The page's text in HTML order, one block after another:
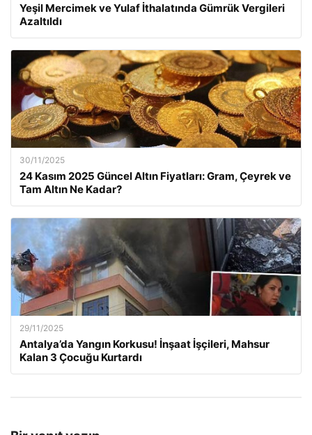
Yeşil Mercimek ve Yulaf İthalatında Gümrük Vergileri
Azaltıldı
30/11/2025
24 Kasım 2025 Güncel Altın Fiyatları: Gram, Çeyrek ve
Tam Altın Ne Kadar?
29/11/2025
Antalya’da Yangın Korkusu! İnşaat İşçileri, Mahsur
Kalan 3 Çocuğu Kurtardı